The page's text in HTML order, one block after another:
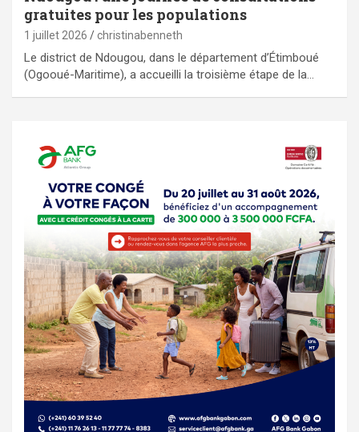
gratuites pour les populations
1 juillet 2026 christinabenneth
Le district de Ndougou, dans le département d’Étimboué
(Ogooué-Maritime), a accueilli la troisième étape de la…